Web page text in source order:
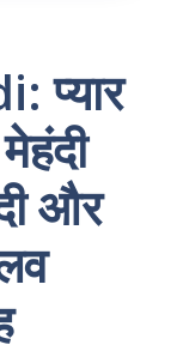
प्यार
और